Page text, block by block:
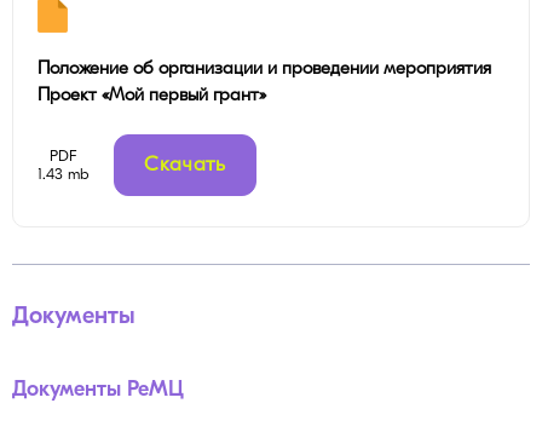
Положение об организации и проведении мероприятия
Проект «Мой первый грант»
PDF
1.43 mb
Скачать
Документы
Документы РеМЦ